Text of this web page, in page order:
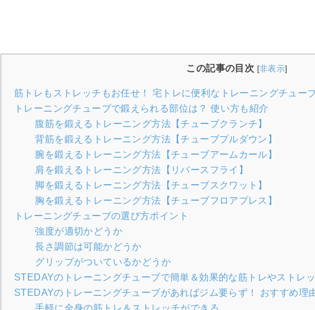
この記事の目次 [非表示]
筋トレもストレッチもお任せ！ 宅トレに便利なトレーニングチュー
トレーニングチューブで鍛えられる部位は？ 使い方も紹介
腹筋を鍛えるトレーニング方法【チューブクランチ】
背筋を鍛えるトレーニング方法【チューブプルダウン】
腕を鍛えるトレーニング方法【チューブアームカール】
肩を鍛えるトレーニング方法【リバースフライ】
脚を鍛えるトレーニング方法【チューブスクワット】
胸を鍛えるトレーニング方法【チューブフロアプレス】
トレーニングチューブの選び方ポイント
強度が適切かどうか
長さ調節は可能かどうか
グリップがついているかどうか
STEDAYのトレーニングチューブで簡単＆効果的な筋トレやストレッ
STEDAYのトレーニングチューブがあればジム要らず！ おすすめ理